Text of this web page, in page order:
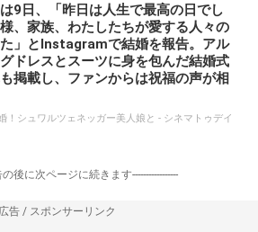
9日、「昨日は人生で最高の日でし
、家族、わたしたちが愛する人々の
」とInstagramで結婚を報告。アル
ドレスとスーツに身を包んだ結婚式
掲載し、ファンからは祝福の声が相
！シュワルツェネッガー美人娘と - シネマトゥデイ
の後に次ページに続きます-----------------
広告 / スポンサーリンク